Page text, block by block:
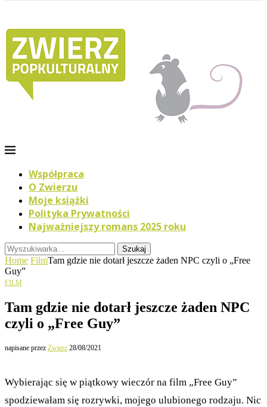
Współpraca
O Zwierzu
Moje książki
Polityka Prywatności
Najważniejszy romans 2025 roku
Szukaj
Home FilmTam gdzie nie dotarł jeszcze żaden NPC czyli o „Free
Guy”
FILM
Tam gdzie nie dotarł jeszcze żaden NPC
czyli o „Free Guy”
napisane przez Zwierz 28/08/2021
Wybierając się w piątkowy wieczór na film „Free Guy”
spodziewałam się rozrywki, mojego ulubionego rodzaju. Nic